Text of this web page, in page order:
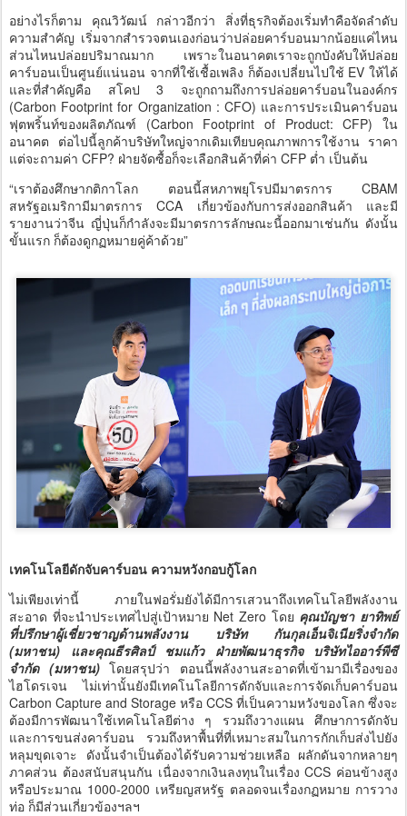
อย่างไรก็ตาม คุณวิวัฒน์ กล่าวอีกว่า สิ่งที่ธุรกิจต้องเริ่มทำคือจัดลำดับ
ความสำคัญ เริ่มจากสำรวจตนเองก่อนว่าปล่อยคาร์บอนมากน้อยแค่ไหน
ส่วนไหนปล่อยปริมาณมาก เพราะในอนาคตเราจะถูกบังคับให้ปล่อย
คาร์บอนเป็นศูนย์แน่นอน จากที่ใช้เชื้อเพลิง ก็ต้องเปลี่ยนไปใช้ EV ให้ได้
และที่สำคัญคือ สโคป 3 จะถูกถามถึงการปล่อยคาร์บอนในองค์กร
(Carbon Footprint for Organization : CFO) และการประเมินคาร์บอน
ฟุตพริ้นท์ของผลิตภัณฑ์ (Carbon Footprint of Product: CFP) ใน
อนาคต ต่อไปนี้ลูกค้าบริษัทใหญ่จากเดิมเทียบคุณภาพการใช้งาน ราคา
แต่จะถามค่า CFP? ฝ่ายจัดซื้อก็จะเลือกสินค้าที่ค่า CFP ต่ำ เป็นต้น
“เราต้องศึกษากติกาโลก ตอนนี้สหภาพยุโรปมีมาตรการ CBAM
สหรัฐอเมริกามีมาตรการ CCA เกี่ยวข้องกับการส่งออกสินค้า และมี
รายงานว่าจีน ญี่ปุ่นก็กำลังจะมีมาตรการลักษณะนี้ออกมาเช่นกัน ดังนั้น
ขั้นแรก ก็ต้องดูกฏหมายคู่ค้าด้วย”
เทคโนโลยีดักจับคาร์บอน ความหวังกอบกู้โลก
ไม่เพียงเท่านี้ ภายในฟอรั่มยังได้มีการเสวนาถึงเทคโนโลยีพลังงาน
สะอาด ที่จะนำประเทศไปสู่เป้าหมาย Net Zero โดย คุณบัญชา ยาทิพย์
ที่ปรึกษาผู้เชี่ยวชาญด้านพลังงาน บริษัท กันกุลเอ็นจิเนียริ่งจำกัด
(มหาชน) และคุณธีรศิลป์ ชมแก้ว ฝ่ายพัฒนาธุรกิจ บริษัทไออาร์พีซี
จำกัด (มหาชน)โดยสรุปว่า ตอนนี้พลังงานสะอาดที่เข้ามามีเรื่องของ
ไฮโดรเจน ไม่เท่านั้นยังมีเทคโนโลยีการดักจับและการจัดเก็บคาร์บอน
Carbon Capture and Storage หรือ CCS ที่เป็นความหวังของโลก ซึ่งจะ
ต้องมีการพัฒนาใช้เทคโนโลยีต่าง ๆ รวมถึงวางแผน ศึกษาการดักจับ
และการขนส่งคาร์บอน รวมถึงหาพื้นที่ที่เหมาะสมในการกักเก็บส่งไปยัง
หลุมขุดเจาะ ดังนั้นจำเป็นต้องได้รับความช่วยเหลือ ผลักดันจากหลายๆ
ภาคส่วน ต้องสนับสนุนกัน เนื่องจากเงินลงทุนในเรื่อง CCS ค่อนข้างสูง
หรือประมาณ 1000-2000 เหรียญสหรัฐ ตลอดจนเรื่องกฏหมาย การวาง
ท่อ ก็มีส่วนเกี่ยวข้องฯลฯ